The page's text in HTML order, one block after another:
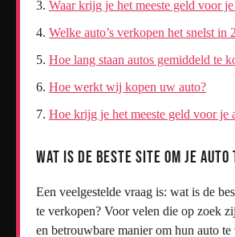
Waar krijg je het meeste geld voor
Welke auto’s verkopen het snelst in
Hoe lang staan autos gemiddeld te
Hoe werkt wij kopen uw auto?
Hoe krijg je het meeste geld voor je
Wat is de beste site om je
Een veelgestelde vraag is: wat is de
te verkopen? Voor velen die op zoek
en betrouwbare manier om hun auto